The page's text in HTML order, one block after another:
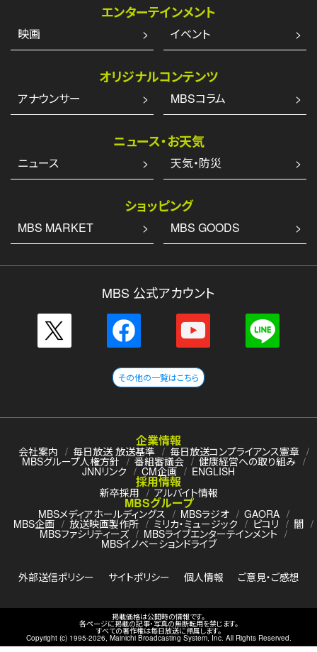
エンターテインメント
映画 イベント
オリジナルコンテンツ
アナウンサー MBSコラム
ニュース・お天気
ニュース 天気・防災
ショッピング
MBS MARKET MBS GOODS
MBS 公式アカウント
その他の一覧はこちら
企業情報
会社案内 毎日放送 放送基準 毎日放送コンプライアンス憲章
MBSグループ人権方針 番組審議会 健康経営への取り組み
JNNリンク CM企画 ENGLISH
採用情報
新卒採用 アルバイト情報
MBSグループ
MBSメディアホールディングス MBSラジオ GAORA
MBS企画 放送映画製作所 ミリカ・ミュージック ピコリ 闇
MBSファシリティーズ MBSライブエンターテインメント
MBSイノベーションドライブ
外部送信ポリシー サイトポリシー 個人情報 ご意見・ご感想
掲載価格は公開時の情報です。
各ページに掲載の記事・写真の無断転用を禁じます。
すべての著作権は毎日放送に帰属します。
Copyright (c) 1995-2026, Mainichi Broadcasting System, Inc. All Rights Reserved.